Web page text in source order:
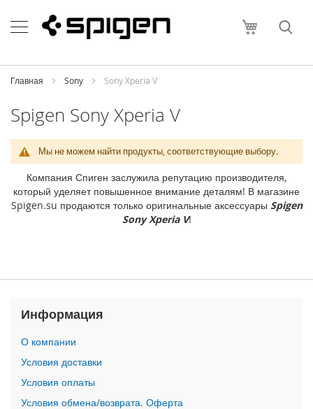
to
Content
Моя
h
o
i
P
h
e
1
M
P
h
o
n
e
Главная Sony Sony Xperia V
Spigen Sony Xperia V
Мы не можем найти продукты, соответствующие выбору.
Компания Спиген заслужила репутацию производителя,
который уделяет повышенное внимание деталям! В магазине
Spigen.su продаются только оригинальные аксессуары Spigen
Sony Xperia V!
Информация
О компании
Условия доставки
Условия оплаты
Условия обмена/возврата. Оферта